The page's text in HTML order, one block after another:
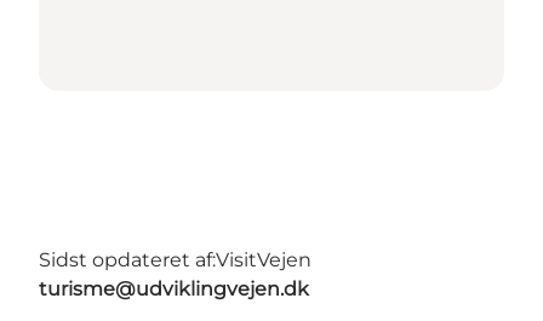
Sidst opdateret af:VisitVejen
turisme@udviklingvejen.dk